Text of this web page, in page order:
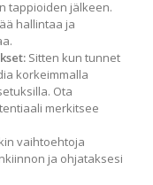
tappioiden jälkeen.
hallintaa ja
Sitten kun tunnet
korkeimmalla
Ota
merkitsee
vaihtoehtoja
ja ohjataksesi